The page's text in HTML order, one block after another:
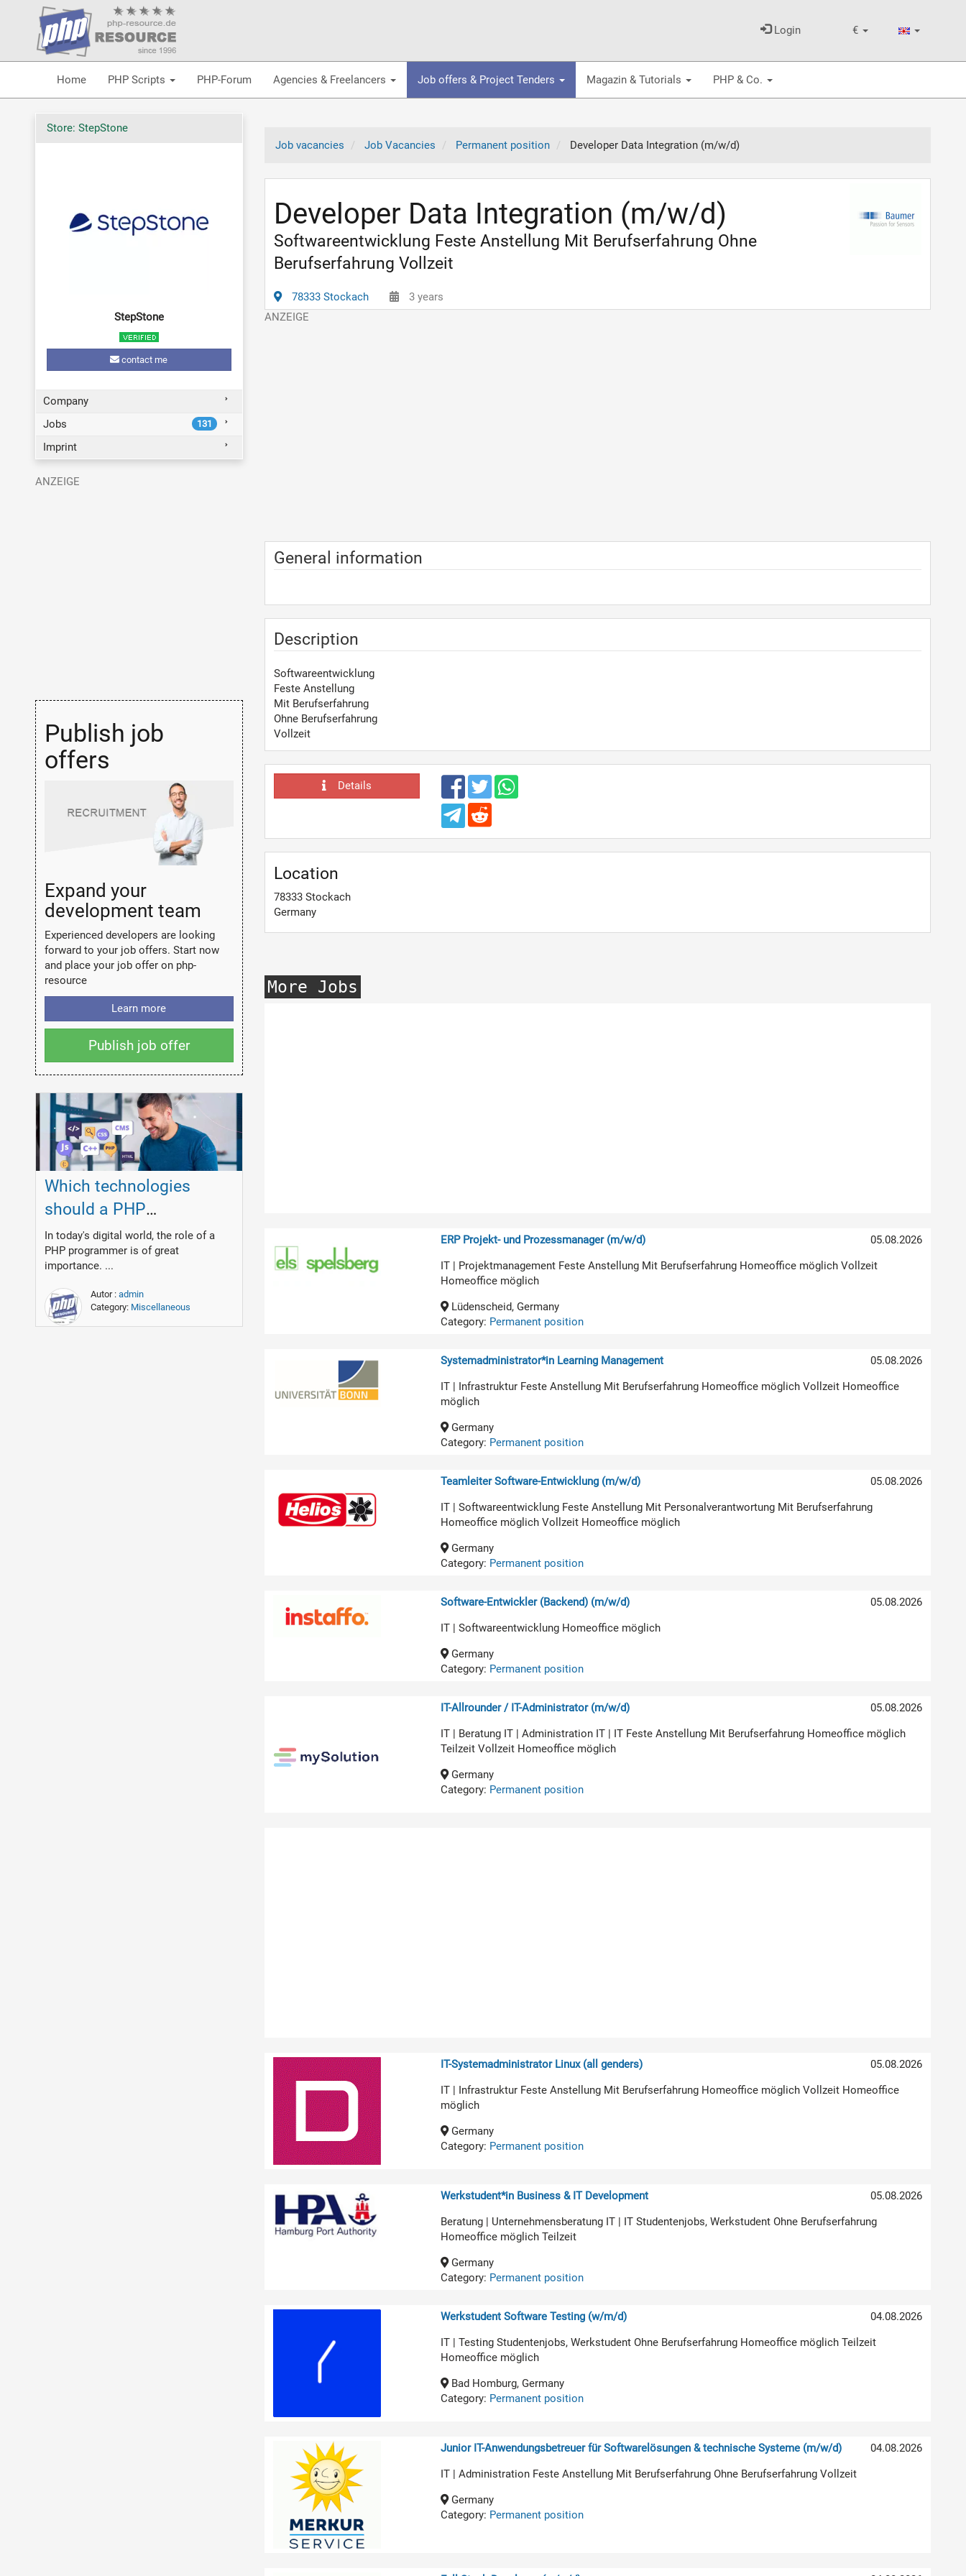
€
Login
Home PHP Scripts PHP-Forum Agencies & Freelancers Job offers & Project Tenders Magazin & Tutorials PHP & Co.
Job vacancies Job Vacancies Permanent position Developer Data Integration (m/w/d)
Developer Data Integration (m/w/d)
Softwareentwicklung Feste Anstellung Mit Berufserfahrung Ohne
Berufserfahrung Vollzeit
78333 Stockach 3 years
General information
Description
Softwareentwicklung
Feste Anstellung
Mit Berufserfahrung
Ohne Berufserfahrung
Vollzeit
Details
Location
78333 Stockach
Germany
More Jobs
05.08.2026
ERP Projekt- und Prozessmanager (m/w/d)
IT | Projektmanagement Feste Anstellung Mit Berufserfahrung Homeoffice möglich Vollzeit
Homeoffice möglich
Lüdenscheid, Germany
Category: Permanent position
05.08.2026
Systemadministrator*in Learning Management
IT | Infrastruktur Feste Anstellung Mit Berufserfahrung Homeoffice möglich Vollzeit Homeoffice
möglich
Germany
Category: Permanent position
05.08.2026
Teamleiter Software-Entwicklung (m/w/d)
IT | Softwareentwicklung Feste Anstellung Mit Personalverantwortung Mit Berufserfahrung
Homeoffice möglich Vollzeit Homeoffice möglich
Germany
Category: Permanent position
05.08.2026
Software-Entwickler (Backend) (m/w/d)
IT | Softwareentwicklung Homeoffice möglich
Germany
Category: Permanent position
05.08.2026
IT-Allrounder / IT-Administrator (m/w/d)
IT | Beratung IT | Administration IT | IT Feste Anstellung Mit Berufserfahrung Homeoffice möglich
Teilzeit Vollzeit Homeoffice möglich
Germany
Category: Permanent position
05.08.2026
IT-Systemadministrator Linux (all genders)
IT | Infrastruktur Feste Anstellung Mit Berufserfahrung Homeoffice möglich Vollzeit Homeoffice
möglich
Germany
Category: Permanent position
05.08.2026
Werkstudent*in Business & IT Development
Beratung | Unternehmensberatung IT | IT Studentenjobs, Werkstudent Ohne Berufserfahrung
Homeoffice möglich Teilzeit
Germany
Category: Permanent position
04.08.2026
Werkstudent Software Testing (w/m/d)
IT | Testing Studentenjobs, Werkstudent Ohne Berufserfahrung Homeoffice möglich Teilzeit
Homeoffice möglich
Bad Homburg, Germany
Category: Permanent position
04.08.2026
Junior IT-Anwendungsbetreuer für Softwarelösungen & technische Systeme (m/w/d)
IT | Administration Feste Anstellung Mit Berufserfahrung Ohne Berufserfahrung Vollzeit
Germany
Category: Permanent position
Store: StepStone
StepStone
contact me
Company
Jobs
131
Imprint
Publish job
offers
Expand your
development team
Experienced developers are looking
forward to your job offers. Start now
and place your job offer on php-
resource
Learn more
Publish job offer
Which technologies
should a PHP
programmer master?
In today's digital world, the role of a
PHP programmer is of great
importance. ...
Autor : admin
Category: Miscellaneous